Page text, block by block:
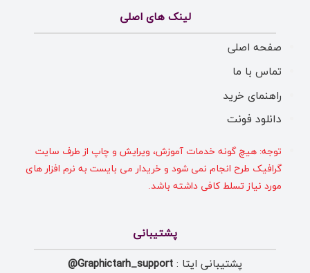
لینک های اصلی
صفحه اصلی
تماس با ما
راهنمای خرید
دانلود فونت
توجه: هیچ گونه خدمات آموزش، ویرایش و چاپ از طرف سایت
گرافیک طرح انجام نمی شود و خریدار می بایست به نرم افزار های
مورد نیاز تسلط کافی داشته باشد.
پشتیبانی
پشتیبانی ایتا : Graphictarh_support@